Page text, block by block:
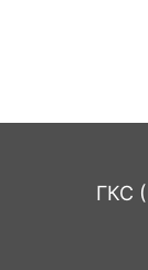
ГКС